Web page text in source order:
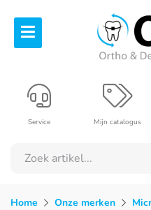
Mijn catalogus
Service
Home Onze merken